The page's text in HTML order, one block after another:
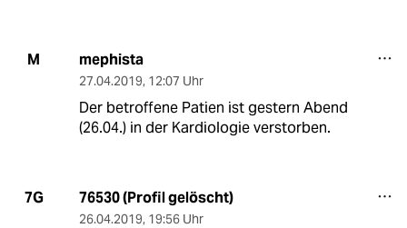
M mephista
27.04.2019, 12:07 Uhr
Der betroffene Patien ist gestern Abend
(26.04.) in der Kardiologie verstorben.
7G 76530 (Profil gelöscht)
26.04.2019, 19:56 Uhr